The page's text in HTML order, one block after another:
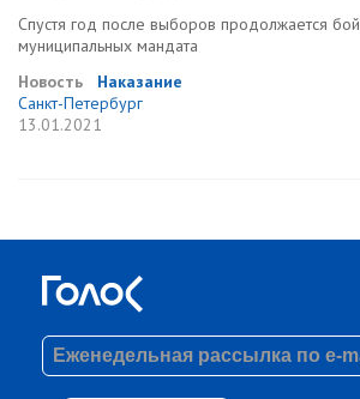
Спустя год после выборов продолжается
муниципальных мандата
Новость
Наказание
Санкт-Петербург
13.01.2021